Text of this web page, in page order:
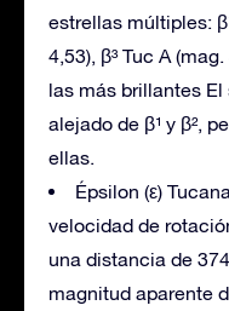
estrellas múltiples:
4,53), β³ Tuc A
las más brillantes El
alejado de β¹ y β²,
ellas.
Épsilon (ε)
velocidad de
una distancia de
magnitud aparente